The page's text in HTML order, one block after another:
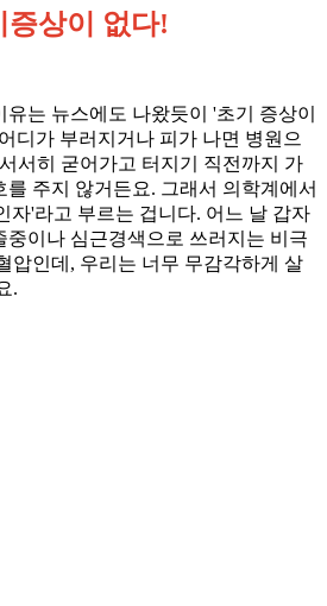
증상이 없다!
는 뉴스에도 나왔듯이 '초기 증상이
디가 부러지거나 피가 나면 병원으
서히 굳어가고 터지기 직전까지 가
를 주지 않거든요. 그래서 의학계에서
자'라고 부르는 겁니다. 어느 날 갑자
중이나 심근경색으로 쓰러지는 비극
압인데, 우리는 너무 무감각하게 살
.